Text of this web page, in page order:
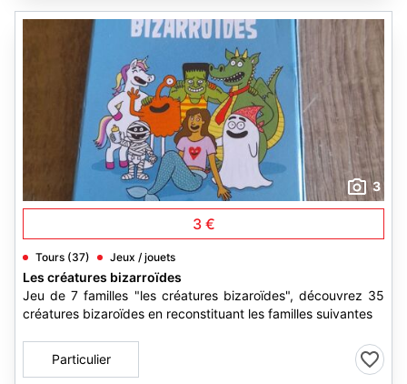
3
3 €
Tours (37) Jeux / jouets
Les créatures bizarroïdes
Jeu de 7 familles "les créatures bizaroïdes", découvrez 35
créatures bizaroïdes en reconstituant les familles suivantes
Particulier